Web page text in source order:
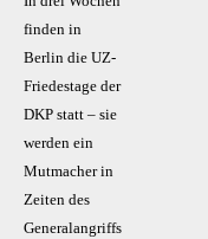
finden in
Berlin die UZ-
Friedestage der
DKP statt – sie
werden ein
Mutmacher in
Zeiten des
Generalangriffs